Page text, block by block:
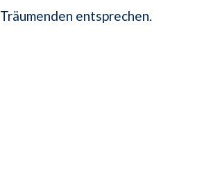
Träumenden entsprechen.